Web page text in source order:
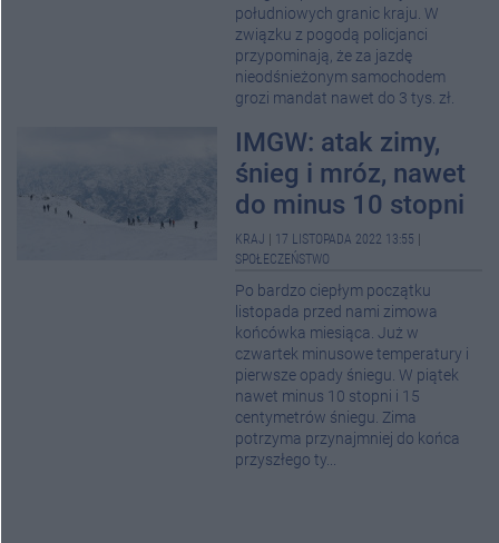
południowych granic kraju. W
związku z pogodą policjanci
przypominają, że za jazdę
nieodśnieżonym samochodem
grozi mandat nawet do 3 tys. zł.
IMGW: atak zimy,
śnieg i mróz, nawet
do minus 10 stopni
KRAJ 17 LISTOPADA 2022 13:55
SPOŁECZEŃSTWO
Po bardzo ciepłym początku
listopada przed nami zimowa
końcówka miesiąca. Już w
czwartek minusowe temperatury i
pierwsze opady śniegu. W piątek
nawet minus 10 stopni i 15
centymetrów śniegu. Zima
potrzyma przynajmniej do końca
przyszłego ty...